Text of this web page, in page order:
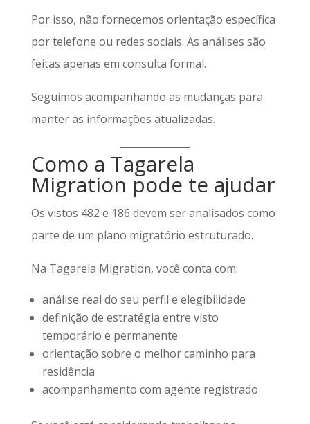
Por isso, não fornecemos orientação específica
por telefone ou redes sociais. As análises são
feitas apenas em consulta formal.
Seguimos acompanhando as mudanças para
manter as informações atualizadas.
Como a Tagarela
Migration pode te ajudar
Os vistos 482 e 186 devem ser analisados como
parte de um plano migratório estruturado.
Na Tagarela Migration, você conta com:
análise real do seu perfil e elegibilidade
definição de estratégia entre visto
temporário e permanente
orientação sobre o melhor caminho para
residência
acompanhamento com agente registrado